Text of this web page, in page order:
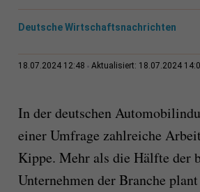
Deutsche Wirtschaftsnachrichten
18.07.2024 12:48 Aktualisiert: 18.07.2024
In der deutschen
einer Umfrage zahlreiche
Kippe. Mehr als die Hälfte der
Unternehmen der Branche